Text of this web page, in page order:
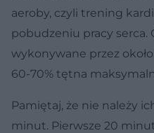
aeroby, czyli trening
pobudzeniu pracy serca.
wykonywane przez
60-70% tętna
Pamiętaj, że nie należy
minut. Pierwsze 20